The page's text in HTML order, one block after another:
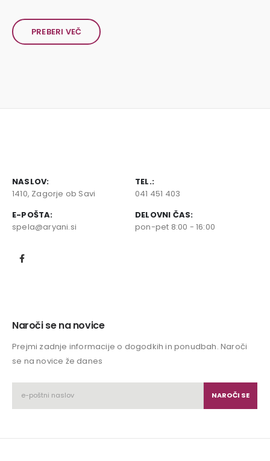
PREBERI VEČ
NASLOV:
1410, Zagorje ob Savi
TEL.:
041 451 403
E-POŠTA:
spela@aryani.si
DELOVNI ČAS:
pon-pet 8:00 - 16:00
Naroči se na novice
Prejmi zadnje informacije o dogodkih in ponudbah. Naroči
se na novice že danes